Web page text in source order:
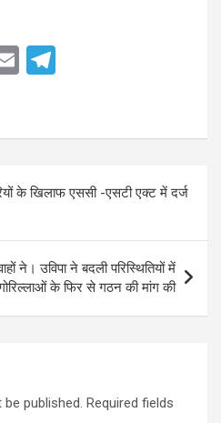
E
i
l
e
r
a
m
के खिलाफ एससी -एसटी एक्ट में दर्ज
ने। उविपा ने बदली परिस्थितियों में
के फिर से गठन की मांग की
published. Required fields